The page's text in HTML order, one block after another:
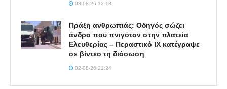
03-08-26 12:18
Πράξη ανθρωπιάς: Οδηγός σώζει
άνδρα που πνιγόταν στην πλατεία
Ελευθερίας – Περαστικό ΙΧ κατέγραψε
σε βίντεο τη διάσωση
02-08-26 21:24